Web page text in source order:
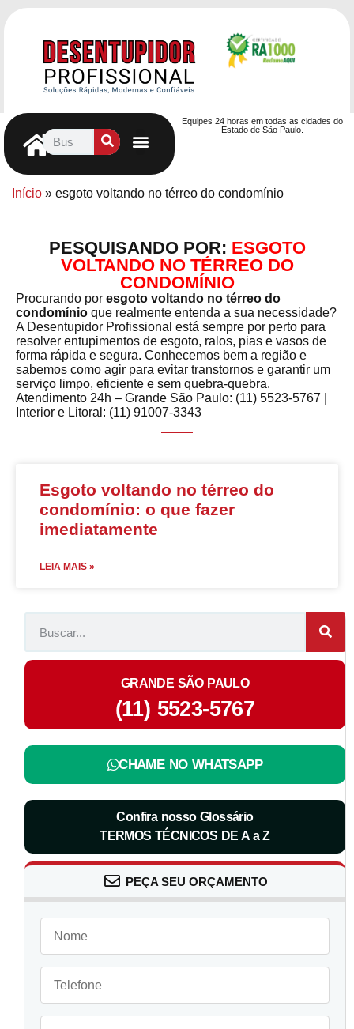
Equipes 24 horas em todas as cidades do
Estado de São Paulo.
Início » esgoto voltando no térreo do condomínio
PESQUISANDO POR: ESGOTO
VOLTANDO NO TÉRREO DO
CONDOMÍNIO
Procurando por esgoto voltando no térreo do
condomínio que realmente entenda a sua necessidade?
A Desentupidor Profissional está sempre por perto para
resolver entupimentos de esgoto, ralos, pias e vasos de
forma rápida e segura. Conhecemos bem a região e
sabemos como agir para evitar transtornos e garantir um
serviço limpo, eficiente e sem quebra-quebra.
Atendimento 24h – Grande São Paulo: (11) 5523-5767 |
Interior e Litoral: (11) 91007-3343
Esgoto voltando no térreo do
condomínio: o que fazer
imediatamente
LEIA MAIS »
GRANDE SÃO PAULO
(11) 5523-5767
CHAME NO WHATSAPP
Confira nosso Glossário
TERMOS TÉCNICOS DE A a Z
PEÇA SEU ORÇAMENTO